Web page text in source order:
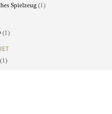
Spielzeug (1)
(1)
(1)